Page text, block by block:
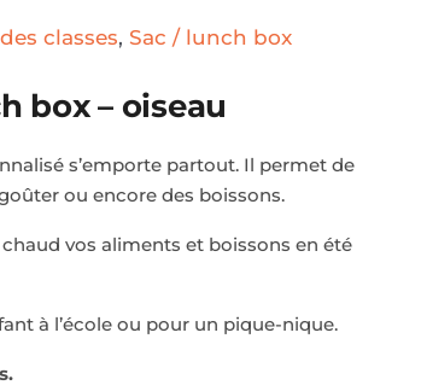
classes, Sac / lunch box
box – oiseau
s’emporte partout. Il permet de
ou encore des boissons.
vos aliments et boissons en été
à l’école ou pour un pique-nique.